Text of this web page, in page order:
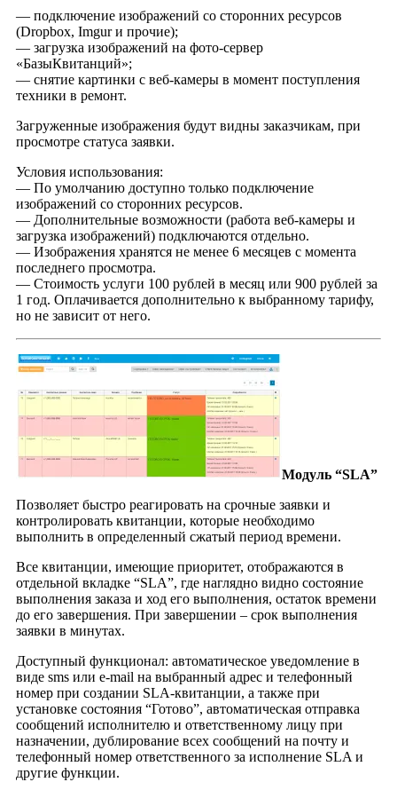
— подключение изображений со сторонних ресурсов
(Dropbox, Imgur и прочие);
— загрузка изображений на фото-сервер
«БазыКвитанций»;
— снятие картинки с веб-камеры в момент поступления
техники в ремонт.
Загруженные изображения будут видны заказчикам, при
просмотре статуса заявки.
Условия использования:
— По умолчанию доступно только подключение
изображений со сторонних ресурсов.
— Дополнительные возможности (работа веб-камеры и
загрузка изображений) подключаются отдельно.
— Изображения хранятся не менее 6 месяцев с момента
последнего просмотра.
— Стоимость услуги 100 рублей в месяц или 900 рублей за
1 год. Оплачивается дополнительно к выбранному тарифу,
но не зависит от него.
Модуль “SLA”
Позволяет быстро реагировать на срочные заявки и
контролировать квитанции, которые необходимо
выполнить в определенный сжатый период времени.
Все квитанции, имеющие приоритет, отображаются в
отдельной вкладке “SLA”, где наглядно видно состояние
выполнения заказа и ход его выполнения, остаток времени
до его завершения. При завершении – срок выполнения
заявки в минутах.
Доступный функционал: автоматическое уведомление в
виде sms или e-mail на выбранный адрес и телефонный
номер при создании SLA-квитанции, а также при
установке состояния “Готово”, автоматическая отправка
сообщений исполнителю и ответственному лицу при
назначении, дублирование всех сообщений на почту и
телефонный номер ответственного за исполнение SLA и
другие функции.